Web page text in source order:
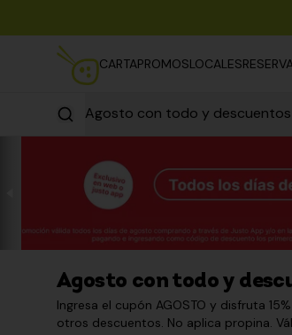
CARTAPROMOSLOCALES
Agosto con todo y
Agosto con todo y
Ingresa el cupón AGOSTO y disfruta
otros descuentos. No aplica propina.